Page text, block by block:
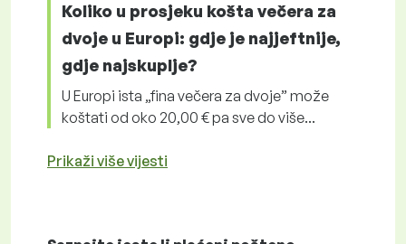
Koliko u prosjeku košta večera za
dvoje u Europi: gdje je najjeftnije,
gdje najskuplje?
U Europi ista „fina večera za dvoje” može
koštati od oko 20,00 € pa sve do više...
Prikaži više vijesti